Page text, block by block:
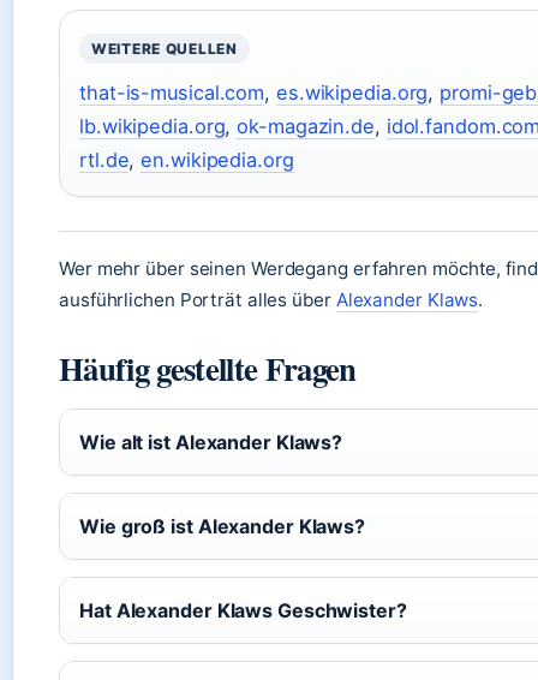
WEITERE QUELLEN
that-is-musical.com, es.wikipedia.org, promi-
lb.wikipedia.org,ok-magazin.de,
rtl.de,en.wikipedia.org
Wer mehr über seinen Werdegang erfahren möchte,
ausführlichen Porträt alles über Alexander Klaws.
Häufig gestellte Fragen
Wie alt ist Alexander Klaws?
Wie groß ist Alexander Klaws?
Hat Alexander Klaws Geschwister?